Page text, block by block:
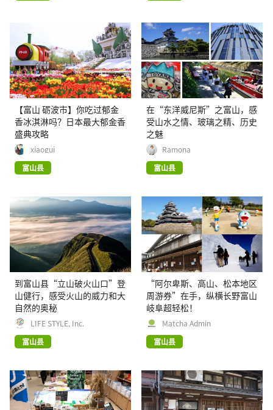
【富山 砺波市】你吃过郁金
香冰淇淋吗？日本最大郁金香
盛典攻略
xiaogui
富山县
在“东洋威尼斯”之富山，感
受山水之情、玻璃之精、历史
之魅
Ramona
富山县
到富山县“立山破火山口”登
山健行，感受火山的威力和大
自然的奥秘
LIFE STYLE, Inc.
富山县
“阿尔卑斯、高山、松本地区
周游券”在手，纵横长野富山
岐阜超轻松！
Matcha Admin
富山县